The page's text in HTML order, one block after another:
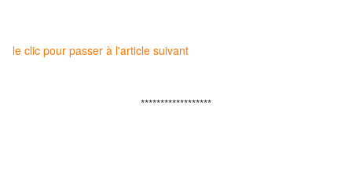
le clic pour passer à l'article suivant
******************